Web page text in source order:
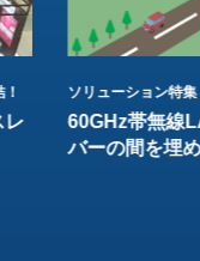
レ
ソリューション特集
60GHz帯無線
バーの間を埋